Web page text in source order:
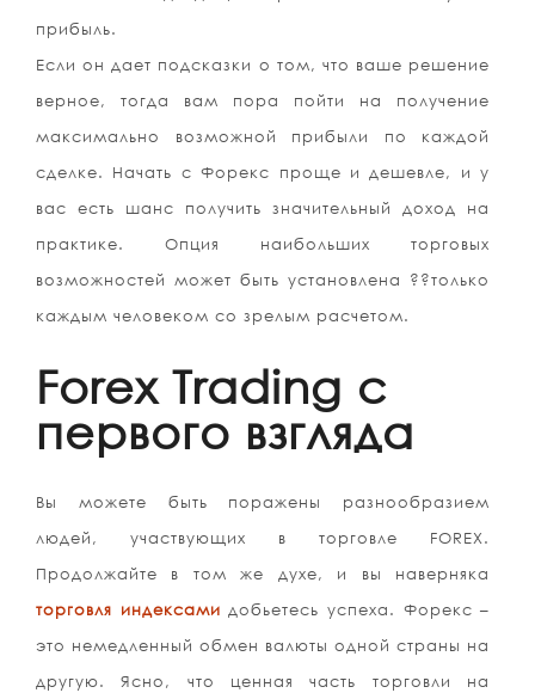
прибыль.
Если он дает подсказки о том, что ваше решение
верное, тогда вам пора пойти на получение
максимально возможной прибыли по каждой
сделке. Начать с Форекс проще и дешевле, и у
вас есть шанс получить значительный доход на
практике. Опция наибольших торговых
возможностей может быть установлена ??только
каждым человеком со зрелым расчетом.
Forex Trading с
первого взгляда
Вы можете быть поражены разнообразием
людей, участвующих в торговле FOREX.
Продолжайте в том же духе, и вы наверняка
торговля индексами добьетесь успеха. Форекс –
это немедленный обмен валюты одной страны на
другую. Ясно, что ценная часть торговли на